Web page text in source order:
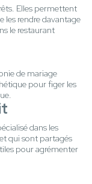
Elles permettent
les rendre davantage
le restaurant
de mariage
pour figer les
dans les
qui sont partagés
pour agrémenter